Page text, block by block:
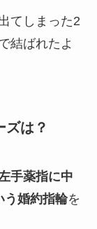
てしまった2
結ばれたよ
ズは？
手薬指に中
う婚約指輪を